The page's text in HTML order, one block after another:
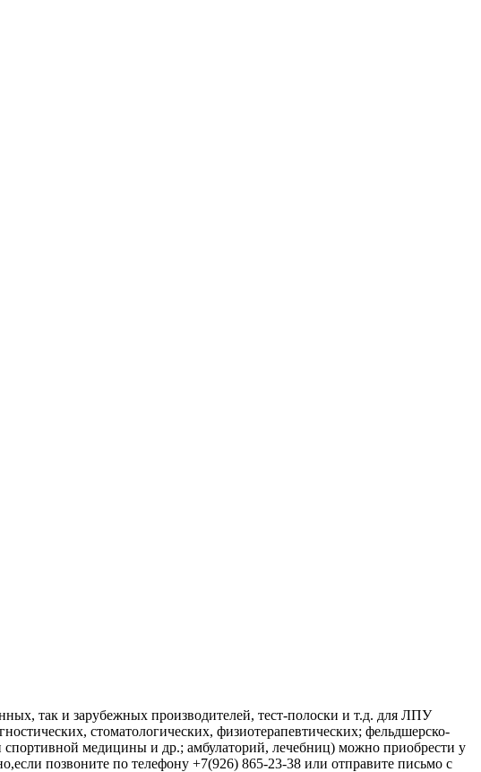
так и зарубежных производителей, тест-полоски и т.д. для ЛПУ
стоматологических, физиотерапевтических; фельдшерско-
спортивной медицины и др.; амбулаторий, лечебниц) можно приобрести у
позвоните по телефону +7(926) 865-23-38 или отправите письмо с